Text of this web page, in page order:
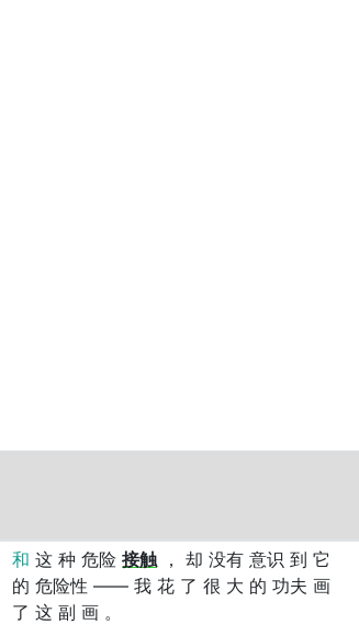
和 这 种 危险 接触 ， 却 没有 意识 到 它
的 危险性 —— 我 花 了 很 大 的 功夫 画
了 这 副 画 。